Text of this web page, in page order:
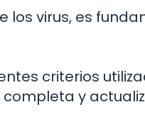
los virus, es
criterios
y